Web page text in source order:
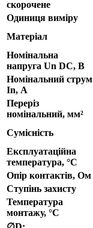
скорочене
Одиниця виміру
Матеріал
Номінальна
напруга Un DC, В
Номінальний струм
In, А
Переріз
номінальний, мм²
Сумісність
Експлуатаційна
температура, °C
Опір контактів, Ом
Ступінь захисту
Температура
монтажу, °C